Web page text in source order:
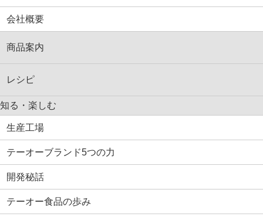
会社概要
商品案内
レシピ
知る・楽しむ
生産工場
テーオーブランド5つの力
開発秘話
テーオー食品の歩み